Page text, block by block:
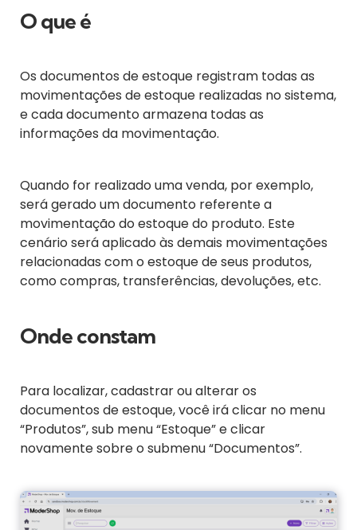
O que é
Os documentos de estoque registram todas as
movimentações de estoque realizadas no sistema,
e cada documento armazena todas as
informações da movimentação.
Quando for realizado uma venda, por exemplo,
será gerado um documento referente a
movimentação do estoque do produto. Este
cenário será aplicado às demais movimentações
relacionadas com o estoque de seus produtos,
como compras, transferências, devoluções, etc.
Onde constam
Para localizar, cadastrar ou alterar os
documentos de estoque, você irá clicar no menu
“Produtos”, sub menu “Estoque” e clicar
novamente sobre o submenu “Documentos”.